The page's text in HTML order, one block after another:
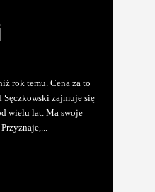
rok temu. Cena za to
Sęczkowski zajmuje się
wielu lat. Ma swoje